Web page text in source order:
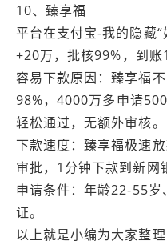
10、臻享福
平台在支付宝-我的隐藏
+20万，批核99%，到账
容易下款原因：臻享福
98%，4000万多申请
轻松通过，无额外审核。
下款速度：臻享福极速
审批，1分钟下款到新网
申请条件：年龄22-55岁
证。
以上就是小编为大家整